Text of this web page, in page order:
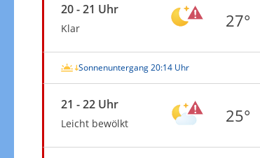
20 - 21 Uhr
Klar 27°
Sonnenuntergang 20:14 Uhr
21 - 22 Uhr
Leicht bewölkt 25°